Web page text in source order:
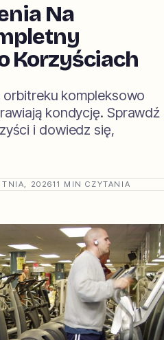
Na
Korzyściach
kompleksowo
kondycję. Sprawdź
i dowiedz się,
202611 MIN CZYTANIA